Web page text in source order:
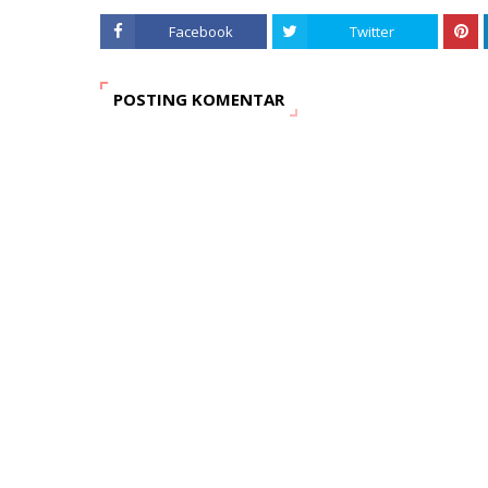
Facebook Twitter
POSTING KOMENTAR